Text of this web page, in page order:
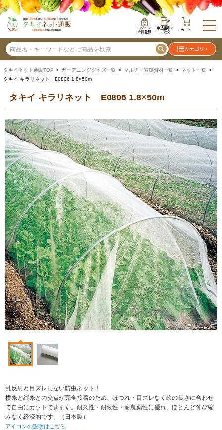
ログイン
会員登録
申込番号で
ご注文 カート
カテゴリ
タキイネット通販TOP > ガーデニンググッズ一覧 > マルチ・被覆資材一覧 > ネット一覧 >
タキイ キラリネット E0806 1.8×50m
タキイ キラリネット E0806 1.8×50m
乱反射と目ズレしない防虫ネット！
横糸と縦糸との交点が完全接着のため、ほつれ・目ズレなく畝の長さに合わせ
て自由にカットできます。耐久性・耐候性・耐農薬性に優れ、ほとんど伸び縮
みなく経済的です。（日本製）
アイコンの説明はこちら